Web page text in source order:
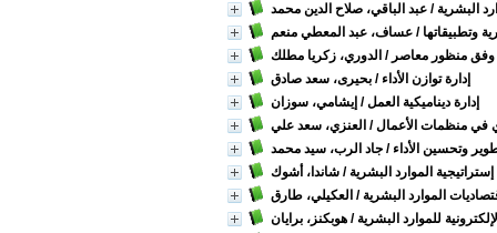
البشرية / عبد الباقي، صلاح الدين محمد
وتطبيقاتها / عساف، عبد المعطي منعم
وفق منظور معاصر / الدوري، زكريا مطلك
إدارة توازن الأداء / بحيرى، سعد صادق
إدارة ديناميكية العمل/ إيشامي، سوزان
في منظمات الأعمال/ العنزي، سعد علي
وتحسين الأداء / جاد الرب، سيد محمد
إستراتيجية الموارد البشرية / شاندا، أشوك
الموارد البشرية / العكيلي، طارق
للموارد البشرية / هوبكنز، برايان